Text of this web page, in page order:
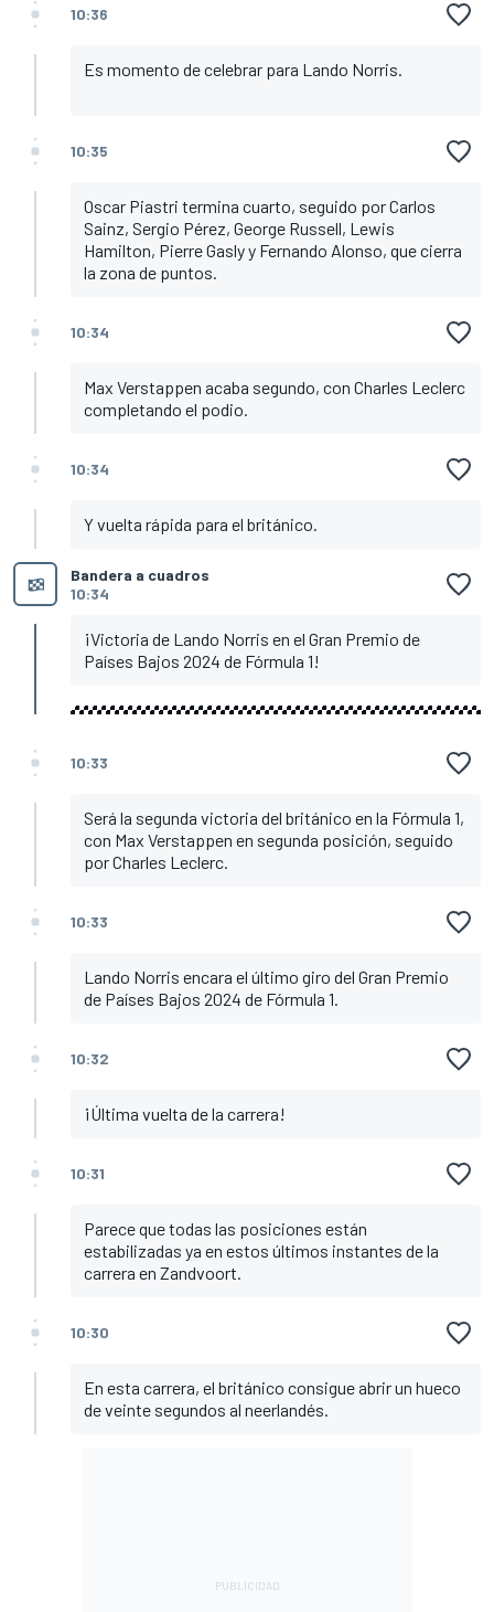
10:36
Es momento de celebrar para Lando Norris.
10:35
Oscar Piastri termina cuarto, seguido por Carlos
Sainz, Sergio Pérez, George Russell, Lewis
Hamilton, Pierre Gasly y Fernando Alonso, que cierra
la zona de puntos.
10:34
Max Verstappen acaba segundo, con Charles Leclerc
completando el podio.
10:34
Y vuelta rápida para el británico.
Bandera a cuadros
10:34
¡Victoria de Lando Norris en el Gran Premio de
Países Bajos 2024 de Fórmula 1!
10:33
Será la segunda victoria del británico en la Fórmula 1,
con Max Verstappen en segunda posición, seguido
por Charles Leclerc.
10:33
Lando Norris encara el último giro del Gran Premio
de Países Bajos 2024 de Fórmula 1.
10:32
¡Última vuelta de la carrera!
10:31
Parece que todas las posiciones están
estabilizadas ya en estos últimos instantes de la
carrera en Zandvoort.
10:30
En esta carrera, el británico consigue abrir un hueco
de veinte segundos al neerlandés.